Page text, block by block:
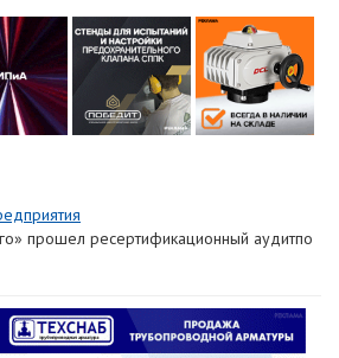
прошел ресертификационный аудитпо